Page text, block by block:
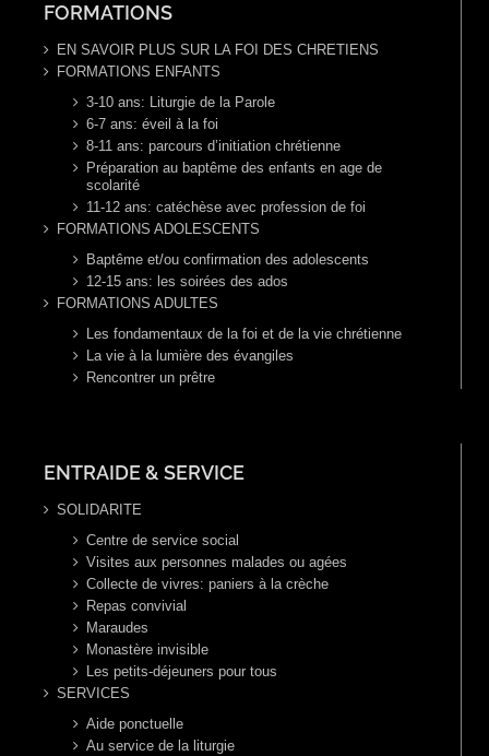
FORMATIONS
EN SAVOIR PLUS SUR LA FOI DES CHRETIENS
FORMATIONS ENFANTS
3-10 ans: Liturgie de la Parole
6-7 ans: éveil à la foi
8-11 ans: parcours d’initiation chrétienne
Préparation au baptême des enfants en age de
scolarité
11-12 ans: catéchèse avec profession de foi
FORMATIONS ADOLESCENTS
Baptême et/ou confirmation des adolescents
12-15 ans: les soirées des ados
FORMATIONS ADULTES
Les fondamentaux de la foi et de la vie chrétienne
La vie à la lumière des évangiles
Rencontrer un prêtre
ENTRAIDE & SERVICE
SOLIDARITE
Centre de service social
Visites aux personnes malades ou agées
Collecte de vivres: paniers à la crèche
Repas convivial
Maraudes
Monastère invisible
Les petits-déjeuners pour tous
SERVICES
Aide ponctuelle
Au service de la liturgie